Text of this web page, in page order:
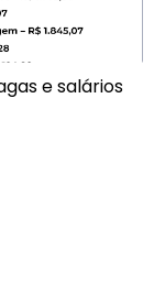
e salários